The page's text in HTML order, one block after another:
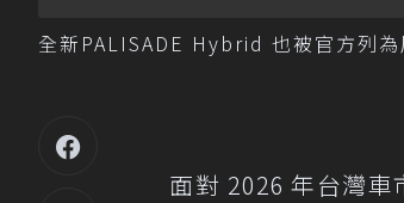
全新PALISADE Hybrid 也被官方列
面對 2026 年台灣車